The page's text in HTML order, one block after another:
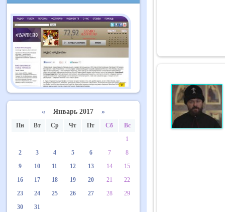
« Январь 2017 »
Пн Вт Ср Чт Пт Сб
Вс
1
2
3 4 5 6 7
8
9
10 11 12 13 14
15
16
17 18 19 20 21
22
23
24 25 26 27 28
29
30
31